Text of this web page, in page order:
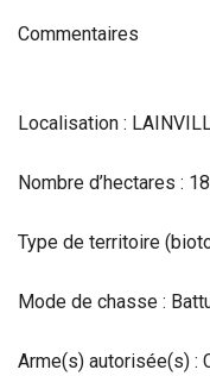
Commentaires
Localisation :
Nombre d’hectares :
Type de territoire
Mode de chasse :
Arme(s) autorisée(s) :